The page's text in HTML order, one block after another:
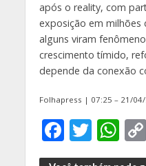
após o reality, com
exposição em milhões
alguns viram
crescimento tímido,
depende da conexão
Folhapress | 07:25 – 21/
F
ac
T
w
W
h